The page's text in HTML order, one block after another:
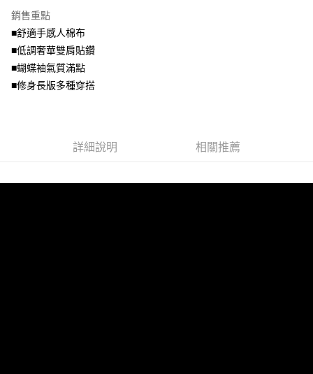
帳／街口支付／iPASS MONEY」等通路繳費。
【注意事項】
1.本服務係由「台灣大哥大股份有限公司」（以下簡稱本公司）所提供，讓
用戶於交易時，得透過本服務購買商品或服務，並由商店將買賣／分期付款
買賣價金債權讓與本公司後，依約使用本公司帳單繳交帳款。
結帳頁面，進行簡訊認證並確認金額後，即可完成結帳。
３．收到繳費通知簡訊後14天內，點擊此簡訊中的連結，可透過四大超商／
ATM／網路銀行／等多元方式進行付款，方視為交易完成。
※ 請注意：結帳手續完成當下不需立刻繳費，但若您需要取消訂單，請聯絡
購買商品的店家。未經商家同意取消之訂單仍視為有效，需透過AFTEE先享
後付繳納相關費用。
付款後全家取貨
每筆NT$70，滿NT$699(含以上)免運費
7-11取貨付款
每筆NT$70，滿NT$799(含以上)免運費
銷售重點
■舒適手感人棉布
■低調奢華雙肩貼鑽
■蝴蝶袖氣質滿點
■修身長版多種穿搭
詳細說明 相關推薦